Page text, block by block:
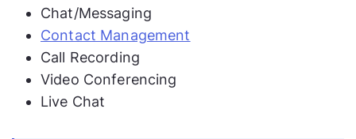
Chat/Messaging
Contact Management
Call Recording
Video Conferencing
Live Chat